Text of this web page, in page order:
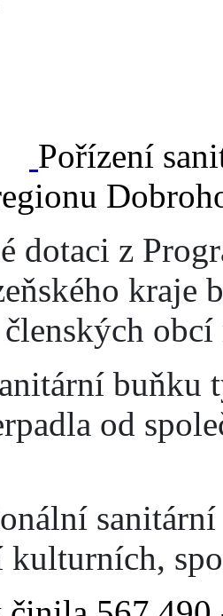
Pořízení
dotaci z
kraje
od
kulturních,